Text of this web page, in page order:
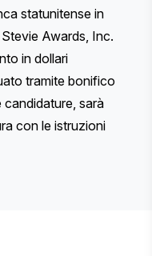
statunitense in
Awards, Inc.
in dollari
tramite bonifico
sarà
con le istruzioni